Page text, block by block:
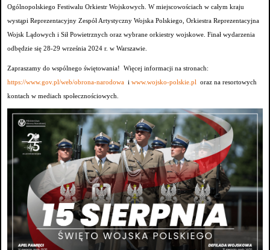
Ogólnopolskiego Festiwalu Orkiestr Wojskowych. W miejscowościach w całym kraju
wystąpi Reprezentacyjny Zespół Artystyczny Wojska Polskiego, Orkiestra Reprezentacyjna
Wojsk Lądowych i Sił Powietrznych oraz wybrane orkiestry wojskowe. Finał wydarzenia
odbędzie się 28-29 września 2024 r. w Warszawie.
Zapraszamy do wspólnego świętowania! Więcej informacji na stronach:
https://www.gov.pl/web/obrona-narodowa i www.wojsko-polskie.pl oraz na resortowych
kontach w mediach społecznościowych.